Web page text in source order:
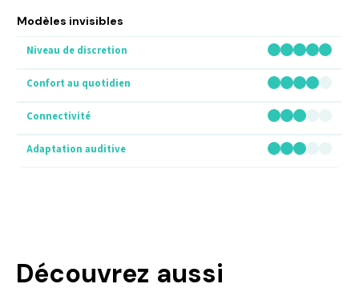
Modèles invisibles
Découvrez aussi